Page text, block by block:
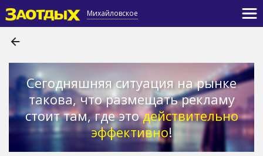
Михайловское
Сегодняшняя ситуация на рынке
такова, что размещать рекламу
стоит там, где этодействительно
эффективно!